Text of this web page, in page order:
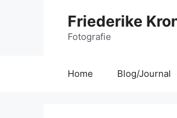
Friederike
Fotografie
Home Blog/Journal